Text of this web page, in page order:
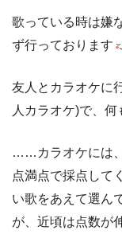
歌っている時は嫌
ず行っております
友人とカラオケに
人カラオケ)で、
……カラオケには
点満点で採点して
い歌をあえて選ん
が、近頃は点数が